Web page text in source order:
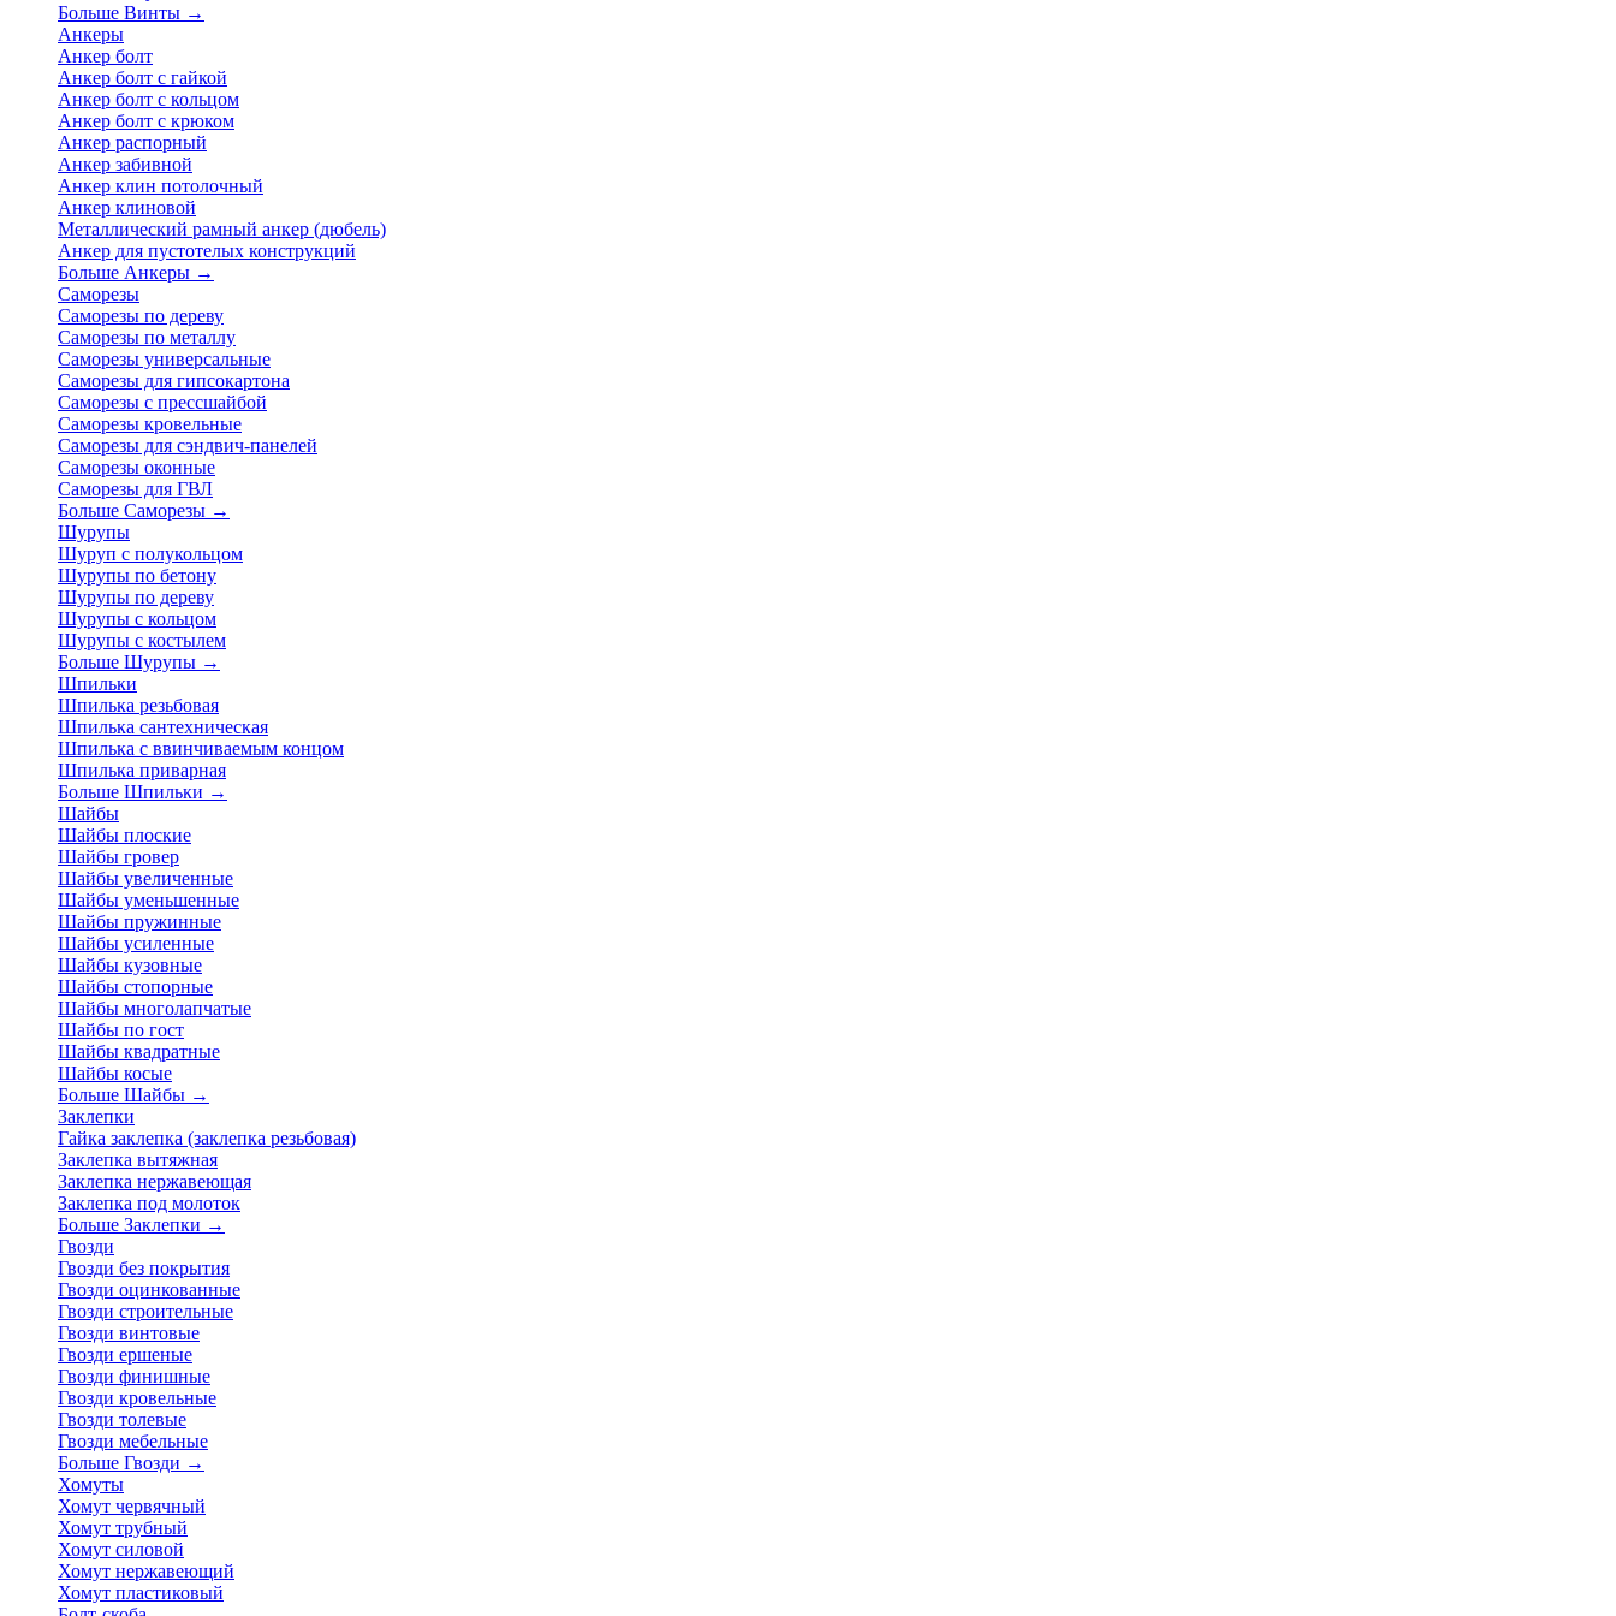
Больше Винты →
Анкеры
Анкер болт
Анкер болт с гайкой
Анкер болт с кольцом
Анкер болт с крюком
Анкер распорный
Анкер забивной
Анкер клин потолочный
Анкер клиновой
Металлический рамный анкер (дюбель)
Анкер для пустотелых конструкций
Больше Анкеры →
Саморезы
Саморезы по дереву
Саморезы по металлу
Саморезы универсальные
Саморезы для гипсокартона
Саморезы с прессшайбой
Саморезы кровельные
Саморезы для сэндвич-панелей
Саморезы оконные
Саморезы для ГВЛ
Больше Саморезы →
Шурупы
Шуруп с полукольцом
Шурупы по бетону
Шурупы по дереву
Шурупы с кольцом
Шурупы с костылем
Больше Шурупы →
Шпильки
Шпилька резьбовая
Шпилька сантехническая
Шпилька с ввинчиваемым концом
Шпилька приварная
Больше Шпильки →
Шайбы
Шайбы плоские
Шайбы гровер
Шайбы увеличенные
Шайбы уменьшенные
Шайбы пружинные
Шайбы усиленные
Шайбы кузовные
Шайбы стопорные
Шайбы многолапчатые
Шайбы по гост
Шайбы квадратные
Шайбы косые
Больше Шайбы →
Заклепки
Гайка заклепка (заклепка резьбовая)
Заклепка вытяжная
Заклепка нержавеющая
Заклепка под молоток
Больше Заклепки →
Гвозди
Гвозди без покрытия
Гвозди оцинкованные
Гвозди строительные
Гвозди винтовые
Гвозди ершеные
Гвозди финишные
Гвозди кровельные
Гвозди толевые
Гвозди мебельные
Больше Гвозди →
Хомуты
Хомут червячный
Хомут трубный
Хомут силовой
Хомут нержавеющий
Хомут пластиковый